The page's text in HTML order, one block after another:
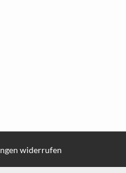
widerrufen